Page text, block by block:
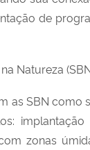
de
Natureza
as SBN
zonas